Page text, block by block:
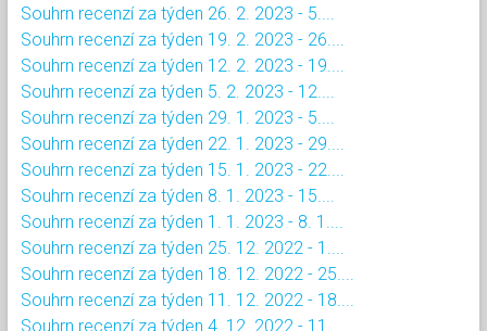
Souhrn recenzí za týden 26. 2. 2023 - 5....
Souhrn recenzí za týden 19. 2. 2023 - 26....
Souhrn recenzí za týden 12. 2. 2023 - 19....
Souhrn recenzí za týden 5. 2. 2023 - 12....
Souhrn recenzí za týden 29. 1. 2023 - 5....
Souhrn recenzí za týden 22. 1. 2023 - 29....
Souhrn recenzí za týden 15. 1. 2023 - 22....
Souhrn recenzí za týden 8. 1. 2023 - 15....
Souhrn recenzí za týden 1. 1. 2023 - 8. 1....
Souhrn recenzí za týden 25. 12. 2022 - 1....
Souhrn recenzí za týden 18. 12. 2022 - 25....
Souhrn recenzí za týden 11. 12. 2022 - 18....
Souhrn recenzí za týden 4. 12. 2022 - 11....